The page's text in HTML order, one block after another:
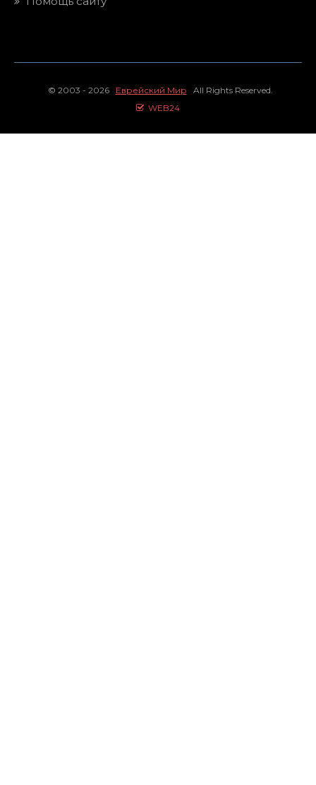
© 2003 - 2026 Еврейский Мир All Rights Reserved.
WEB24